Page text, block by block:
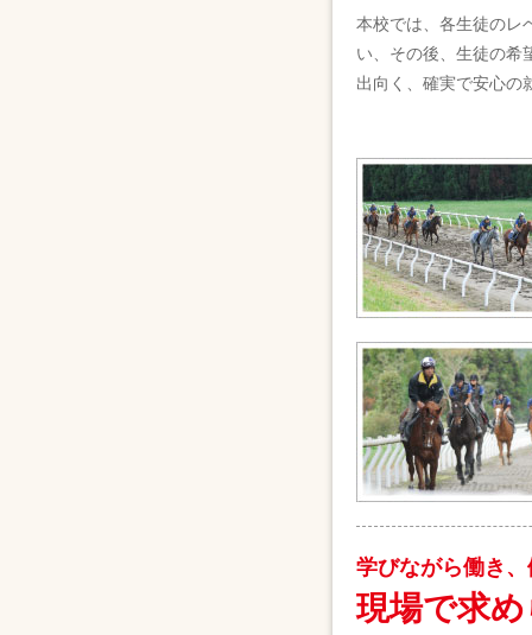
本校では、各生徒のレ
い、その後、生徒の希
出向く、確実で安心の
学びながら働き
現場で求